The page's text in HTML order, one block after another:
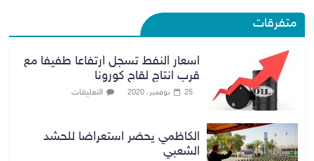
متفرقات
اسعار النفط تسجل ارتفاعا طفيفا مع
قرب انتاج لقاح كورونا
25 نوفمبر، 2020 التعليقات
الكاظمي يحضر استعراضا للحشد
الشعبي